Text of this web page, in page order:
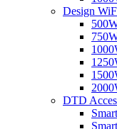
Design
DTD